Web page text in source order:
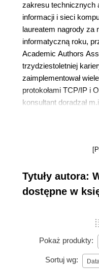
zakresu technicznych
informacji i sieci
laureatem nagrody za
informatyczną roku,
Academic Authors
trzydziestoletniej
zaimplementował
protokołami TCP/IP i
konsultant doradzał
Tytuły autora:
dostępne w
Pokaż produkty:
Sortuj wg: